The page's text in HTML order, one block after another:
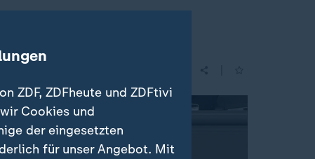
ZDF, ZDFheute und ZDFtivi
Cookies und
der eingesetzten
für unser Angebot. Mit